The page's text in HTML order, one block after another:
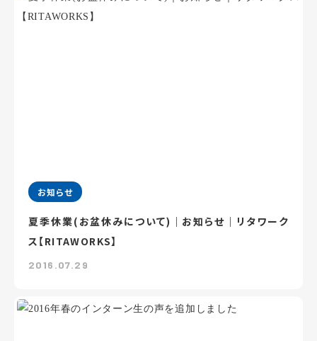
お知らせ
夏季休業(お盆休みについて)｜お知らせ｜リタワーク
ス【RITAWORKS】
2016.07.29